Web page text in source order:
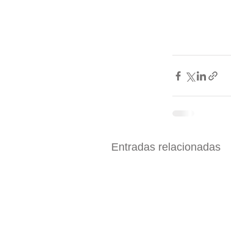
Entradas relacionadas